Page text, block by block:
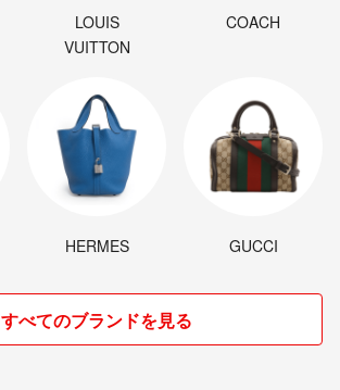
LOUIS
VUITTON
COACH
HERMES GUCCI
すべてのブランドを見る